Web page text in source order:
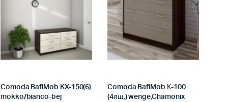
Comoda BafiMob KX-150(6)
mokko/bianco-bej
Comoda BafiMob К-100
(4ящ.) wenge,Chamonix